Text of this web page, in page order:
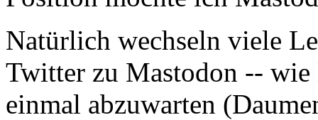
Natürlich wechseln viele
Twitter zu Mastodon -- wie
einmal abzuwarten